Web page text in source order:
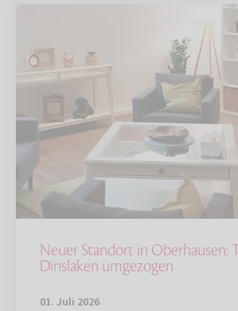
Neuer Standort in Oberhausen:
Dinslaken umgezogen
01. Juli 2026